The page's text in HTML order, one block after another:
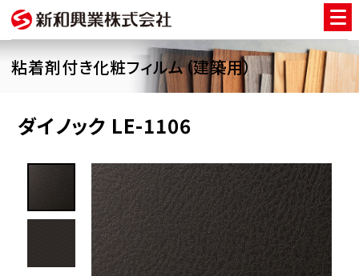
粘着剤付き化粧フィルム（建築用）
ダイノック LE-1106